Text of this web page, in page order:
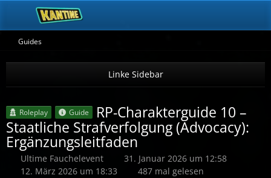
Guides
Roleplay Guide RP-Charakterguide 10 –
Staatliche Strafverfolgung (Advocacy):
Ergänzungsleitfaden
Ultime Fauchelevent
31. Januar 2026 um 12:58
12. März 2026 um 18:33
487 mal gelesen